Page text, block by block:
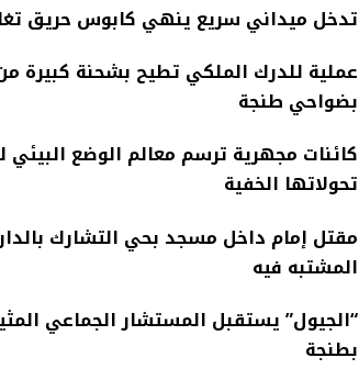
تدخل ميداني سريع ينهي كابوس حريق
عملية للدرك الملكي تطيح بشحنة كبيرة
بضواحي طنجة
كائنات مجهرية ترسم معالم الوضع
تحولاتها الخفية
مقتل إمام داخل مسجد بحي التشارك
المشتبه فيه
“الجيول” يستقبل المستشار الجماعي
بطنجة